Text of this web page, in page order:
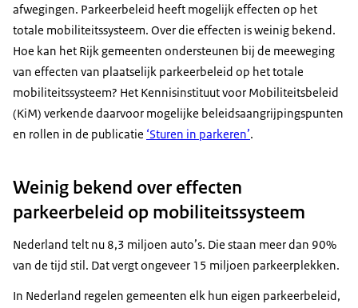
afwegingen. Parkeerbeleid heeft mogelijk effecten op het
totale mobiliteitssysteem. Over die effecten is weinig bekend.
Hoe kan het Rijk gemeenten ondersteunen bij de meeweging
van effecten van plaatselijk parkeerbeleid op het totale
mobiliteitssysteem? Het Kennisinstituut voor Mobiliteitsbeleid
(KiM) verkende daarvoor mogelijke beleidsaangrijpingspunten
en rollen in de publicatie ‘Sturen in parkeren’.
Weinig bekend over effecten
parkeerbeleid op mobiliteitssysteem
Nederland telt nu 8,3 miljoen auto’s. Die staan meer dan 90%
van de tijd stil. Dat vergt ongeveer 15 miljoen parkeerplekken.
In Nederland regelen gemeenten elk hun eigen parkeerbeleid,